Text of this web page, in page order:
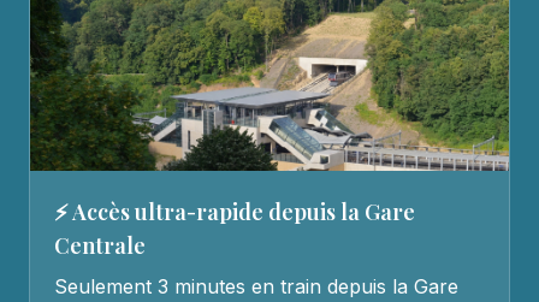
⚡ Accès ultra-rapide depuis la Gare
Centrale
Seulement 3 minutes en train depuis la Gare